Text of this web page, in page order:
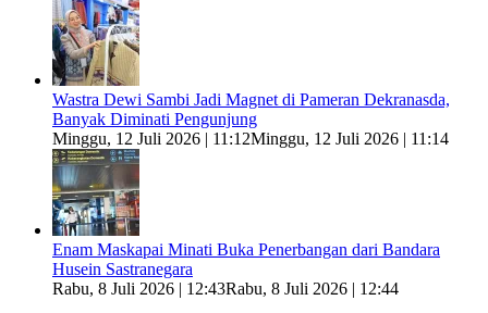
Wastra Dewi Sambi Jadi Magnet di Pameran Dekranasda,
Banyak Diminati Pengunjung
Minggu, 12 Juli 2026 | 11:12Minggu, 12 Juli 2026 | 11:14
Enam Maskapai Minati Buka Penerbangan dari Bandara
Husein Sastranegara
Rabu, 8 Juli 2026 | 12:43Rabu, 8 Juli 2026 | 12:44